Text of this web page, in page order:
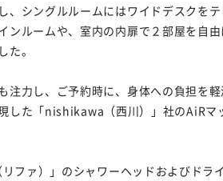
シングルルームにはワイドデスクを
ンルームや、室内の内扉で２部屋を自
。
力し、ご予約時に、身体への負担を
した「nishikawa（西川）」社のAiR
ファ）」のシャワーヘッドおよびドラ